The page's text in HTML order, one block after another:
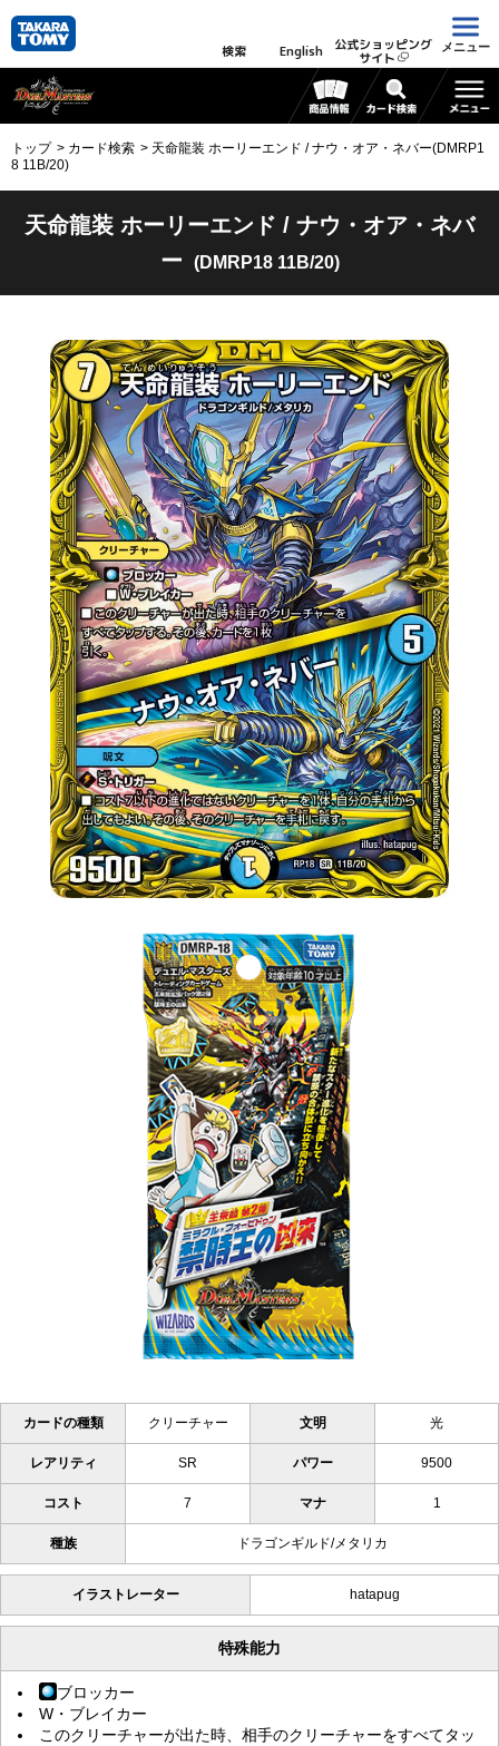
検索 English 公式ショッピング
サイト
メニュー
トップ カード検索
天命龍装 ホーリーエンド / ナウ・オア・ネバー(DMRP1
8 11B/20)
天命龍装 ホーリーエンド / ナウ・オア・ネバ
ー
(DMRP18 11B/20)
カードの種類 クリーチャー 文明 光
レアリティ SR パワー 9500
コスト 7 マナ 1
種族 ドラゴンギルド/メタリカ
イラストレーター hatapug
特殊能力
ブロッカー
W・ブレイカー
このクリーチャーが出た時、相手のクリーチャーをすべてタッ